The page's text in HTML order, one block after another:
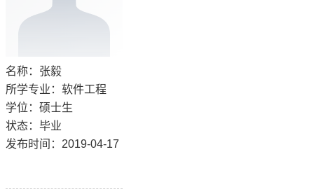
名称：张毅
所学专业：软件工程
学位：硕士生
状态：毕业
发布时间：2019-04-17